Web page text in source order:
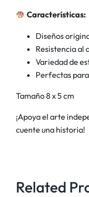
o
g
P
Características:
Diseños
Resistencia al
Variedad de
Perfectas
Tamaño 8 x 5 cm
¡Apoya el arte
cuente una historia!
Related